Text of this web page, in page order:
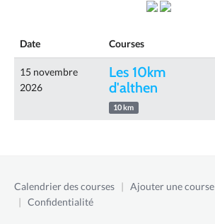
Date Courses
15 novembre
2026
Les 10km
d'althen
10 km
Calendrier des courses | Ajouter une course
| Confidentialité